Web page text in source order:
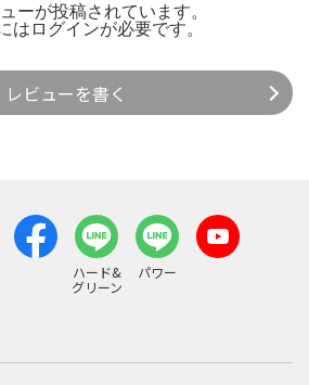
ーが投稿されています。
は ログインが必要です。
レビューを書く
ハード&
グリーン
パワー